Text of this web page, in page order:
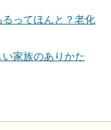
ってほんと？老化
家族のありかた